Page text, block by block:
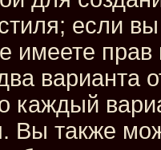
если
прав
варианта
каждый
Вы также